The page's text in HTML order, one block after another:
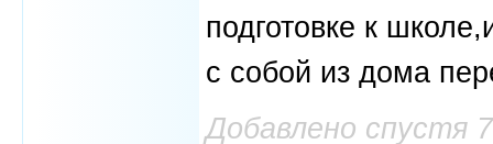
подготовке к
с собой из дома
Добавлено спустя